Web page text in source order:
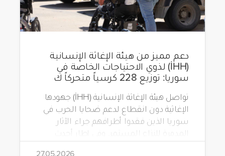
دعم مميز من هيئة الإغاثة الإنسانية
(İHH) لذوي الاحتياجات الخاصة في
سوريا: توزيع 228 كرسياً متحركاً ك
تواصل هيئة الإغاثة الإنسانية (İHH) جهودها
الإغاثية دون انقطاع لدعم ضحايا الحرب في
سوريا الذين فقدوا أطرافهم جراء الآثار
المدمرة للنزاع المستمر. وفي إطار أحدث
مشاريعها، قامت الهيئة بتوزيع 228 كرسياً
27.05.2026